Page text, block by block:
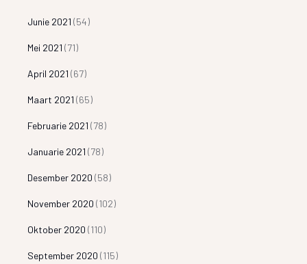
Junie 2021 (54)
Mei 2021 (71)
April 2021 (67)
Maart 2021 (65)
Februarie 2021 (78)
Januarie 2021 (78)
Desember 2020 (58)
November 2020 (102)
Oktober 2020 (110)
September 2020 (115)